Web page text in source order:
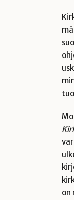
on